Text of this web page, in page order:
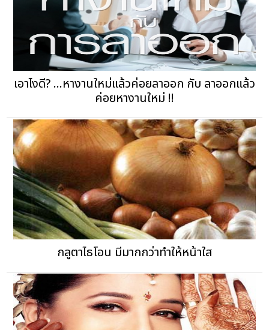
เอาไงดี? ...หางานใหม่แล้วค่อยลาออก กับ ลาออกแล้ว
ค่อยหางานใหม่ !!
กลูตาไธโอน มีมากกว่าทำให้หน้าใส